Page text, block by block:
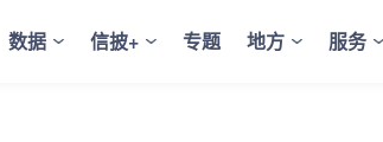
数据 信披+ 专题 地方 服务